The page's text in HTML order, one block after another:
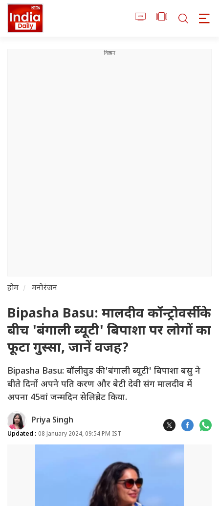
होम मनोरंजन
Bipasha Basu: मालदीव कॉन्ट्रोवर्सी के
बीच 'बंगाली ब्यूटी' बिपाशा पर लोगों का
फूटा गुस्सा, जानें वजह?
Bipasha Basu: बॉलीवुड की 'बंगाली ब्यूटी' बिपाशा बसु ने
बीते दिनों अपने पति करण और बेटी देवी संग मालदीव में
अपना 45वां जन्मदिन सेलिब्रेट किया.
Priya Singh
Updated : 08 January 2024, 09:54 PM IST